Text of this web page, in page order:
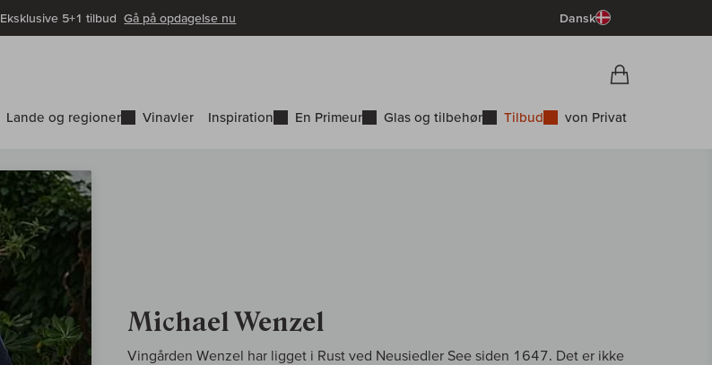
Eksklusive 5+1 tilbudGå på opdagelse nu Dansk
Lande og regioner Vinavler Inspiration En Primeur Glas og tilbehør Tilbud von Privat
Michael Wenzel
Vingården Wenzel har ligget i Rust ved Neusiedler See siden 1647. Det er ikke